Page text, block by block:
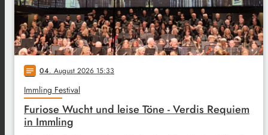
notes 04. August 2026 15:33
Immling Festival
Furiose Wucht und leise Töne - Verdis Requiem
in Immling